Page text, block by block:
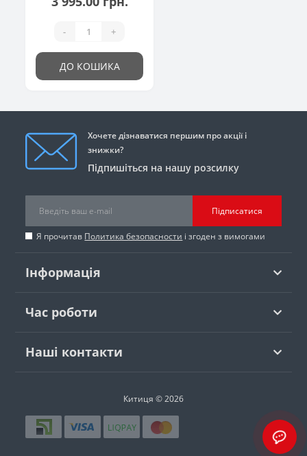
- +
ДО КОШИКА
Хочете дізнаватися першим про акції і
знижки?
Підпишіться на нашу розсилку
Підписатися
Я прочитав Политика безопасности і згоден з вимогами
Інформація
Час роботи
Наші контакти
Китиця © 2026